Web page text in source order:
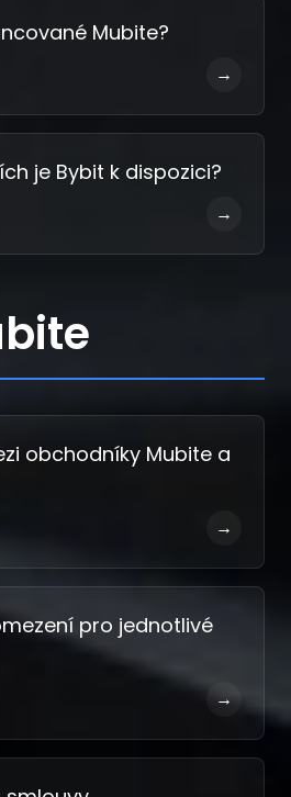
Mubite?
→
je Bybit k dispozici?
→
obchodníky Mubite a
→
pro jednotlivé
→